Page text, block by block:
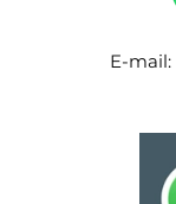
E-mail: